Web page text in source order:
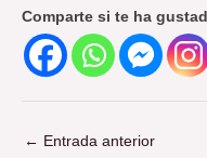
Comparte si te ha
← Entrada anterior